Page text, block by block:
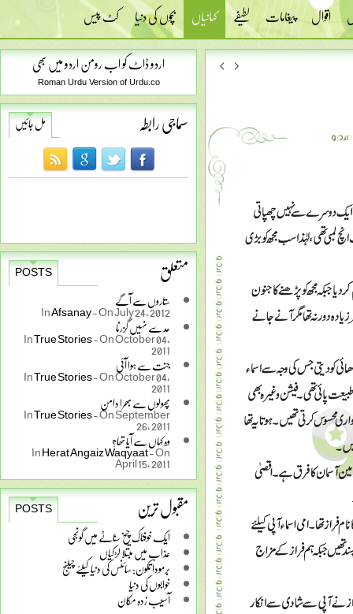
اقوال پیغامات لطیفے کہانیاں بچوں کی دنیا کٹ پیس
اردو ڈاٹ کو اب رومن اردو میں بھی
Roman Urdu Version of Urdu.co
سماجی رابطہ مل جائیں
متعلق
POSTS
ستاروں سے آگے
InAfsanay-On July 24, 2012
حد سے نہیں گزرنا InTrue Stories-On October 04,
2011
جنت سے ہوا آئی InTrue Stories-On October 04,
2011
پھولوں سے بھرا دامن InTrue Stories-On September
26, 2011
وہ کہاں سے آیا تھا؟ InHerat Angaiz Waqyaat-On
April 15, 2011
مقبول ترین
POSTS
ایک خوفناک چیخ سناٹے میں گونجی
عذاب میں مبتلا لڑکیاں
برمودا تکون: سائنس کی دنیا کیلئے چیلنج
خوابوں کی دنیا
آسیب زدہ مکان